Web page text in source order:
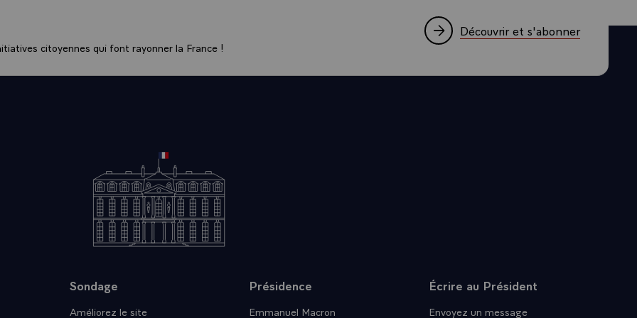
visites. Peu de temps après votre élection, mon prédécesseur était
action. A mon tour, j¿ai eu la grande joie de vous recevoir, le 14 Juillet
vous entrez dans la légende. L¿accomplissement de votre vie,
du Sud. En même temps, vous avez écrit un moment de la mémoire du
ce soir, pour vous témoigner, à titre personnel, mon admiration depuis si
mon amitié aussi. Je suis là, ce soir, pour saluer, au nom de la France,
l¿¿uvre accomplie. Je suis là, ce soir, parce que l¿Afrique du Sud et la
les relations entre les nations, et la même volonté de mettre cette
au service de l¿Afrique et du monde.
longue histoire, la France est aussi d¿Afrique. Elle a la passion de
citoyennes qui font rayonner la France !
Découvrir et s'abonner
Sondage
Améliorez le site
Présidence
Emmanuel Macron
Écrire au Président
Envoyez un message